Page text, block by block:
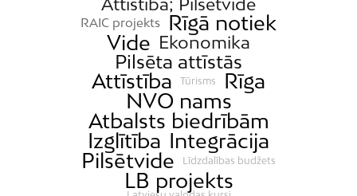
Attīstība; Pilsētvide
RAIC projekts
Rīgā notiek
Vide Ekonomika
Pilsēta attīstās
Attīstība Tūrisms
Rīga
NVO nams
Atbalsts biedrībām
Izglītība Integrācija
Pilsētvide
Līdzdalības budžets
LB projekts